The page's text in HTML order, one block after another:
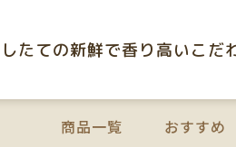
たての新鮮で⾹り⾼いこだ
商品一覧 おすすめ